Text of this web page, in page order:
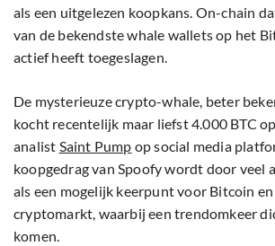
als een uitgelezen koopkans. On-chain
van de bekendste whale wallets op het
actief heeft toegeslagen.
De mysterieuze crypto-whale, beter
kocht recentelijk maar liefst 4.000 BTC
analist Saint Pump op social media
koopgedrag van Spoofy wordt door veel
als een mogelijk keerpunt voor Bitcoin
cryptomarkt, waarbij een trendomkeer
komen.